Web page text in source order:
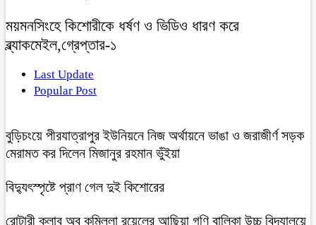
ময়মনসিংহে কিশোরীকে ধর্ষণ ও ভিডিও ধারণ করে
ব্ল্যাকমেইল,গ্রেপ্তার-১
Last Update
Popular Post
বুড়িচংয়ে পীরযাত্রাপুর ইউনিয়নে নিজ অর্থায়নে ভাঙা ও জরাজীর্ণ সড়ক
মেরামত কর দিলেন মিজানুর রহমান ভুঁইয়া
বিদ্যুৎস্পৃষ্টে প্রাণ গেল দুই কিশোরের
রোটারী ক্লাব অব কুমিল্লা রয়েলের আছিয়া গণি বালিকা উচ্চ বিদ্যালয়ে